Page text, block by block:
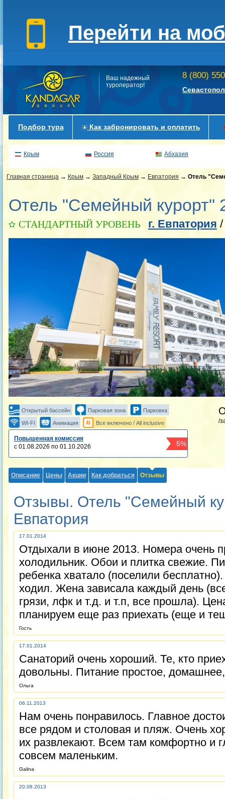
Перейти на
Ваш надежный
туроператор!
8 (800)
Подбор тура Как забронировать и оплатить
Крым Россия Абхазия
Главная страница → Крым → Западный Крым → Евпатория → Отель
Отель "Семейный курорт"
СТАНДАРТНЫЙ УРОВЕНЬ г. Евпатория
Открытый бассейн Парковая зона Парковка
WI-FI Анимация Все включено / All inclusive /
Повышенная комиссия
с 01.08.2026 по 01.10.2026
5%
Описание Цены Акции Как добраться Отзывы
Отзывы. Отель "Семейный
Евпатория
17.01.2014
Отдыхали в июне 2013. Номера очень
холодильник. Обои и плитка свежие.
ребенка хватало (поселили
ходил. Жена зависала каждый день
грязи, лфк и т.д. и т.п, все прошла).
планируем еще раз приехать (еще и
Гость
17.01.2014
Санаторий очень хороший. Те, кто
довольны. Питание простое,
Ольга
06.11.2013
Нам очень понравилось. Главное
все рядом и столовая и пляж. Очень
их развлекают. Всем там комфортно и
совсем маленьким.
Galina
20.08.2013